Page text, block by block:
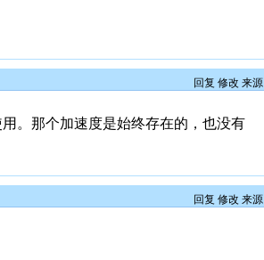
回复 修改 来源
。那个加速度是始终存在的，也没有
回复 修改 来源